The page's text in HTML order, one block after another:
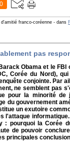
0
franco-coréenne - dans
pas
Obama et le
Corée du Nord),
conjointe. Par
ne semblent pas
pour la minorité de
du gouvernement
un exutoire
: pourquoi la Corée
de pouvoir
principales